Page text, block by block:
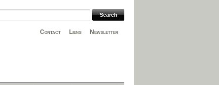
Newsletter
Liens
Contact